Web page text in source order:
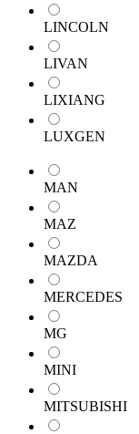
LINCOLN
LIVAN
LIXIANG
LUXGEN
MAN
MAZ
MAZDA
MERCEDES
MG
MINI
MITSUBISHI